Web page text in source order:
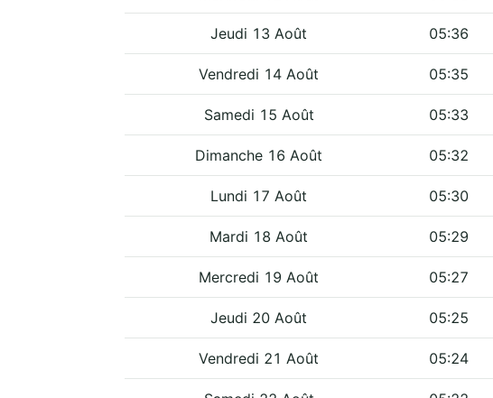
Jeudi 13 Août 05:36
Vendredi 14 Août 05:35
Samedi 15 Août 05:33
Dimanche 16 Août 05:32
Lundi 17 Août 05:30
Mardi 18 Août 05:29
Mercredi 19 Août 05:27
Jeudi 20 Août 05:25
Vendredi 21 Août 05:24